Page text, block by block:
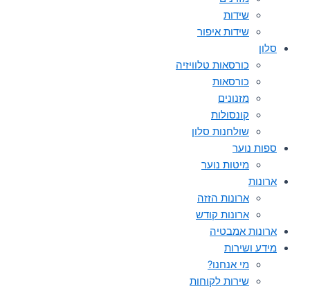
שידות
שידות איפור
סלון
כורסאות טלוויזיה
כורסאות
מזנונים
קונסולות
שולחנות סלון
ספות נוער
מיטות נוער
ארונות
ארונות הזזה
ארונות קודש
ארונות אמבטיה
מידע ושירות
מי אנחנו?
שירות לקוחות